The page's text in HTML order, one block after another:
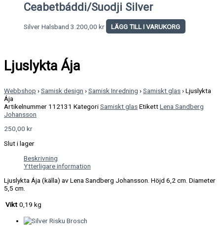
Ceabetbáddi/Suodji Silver
Silver Halsband 3.200,00 kr LÄGG TILL I VARUKORG
Ljuslykta Ája
Webbshop ›Samisk design ›Samisk Inredning ›Samiskt glas›Ljuslykta
Ája
Artikelnummer 112131 KategoriSamiskt glasEtikettLena Sandberg
Johansson
250,00 kr
Slut i lager
Beskrivning
Ytterligare information
Ljuslykta Ája (källa) av Lena Sandberg Johansson. Höjd 6,2 cm. Diameter
5,5 cm.
Vikt 0,19 kg